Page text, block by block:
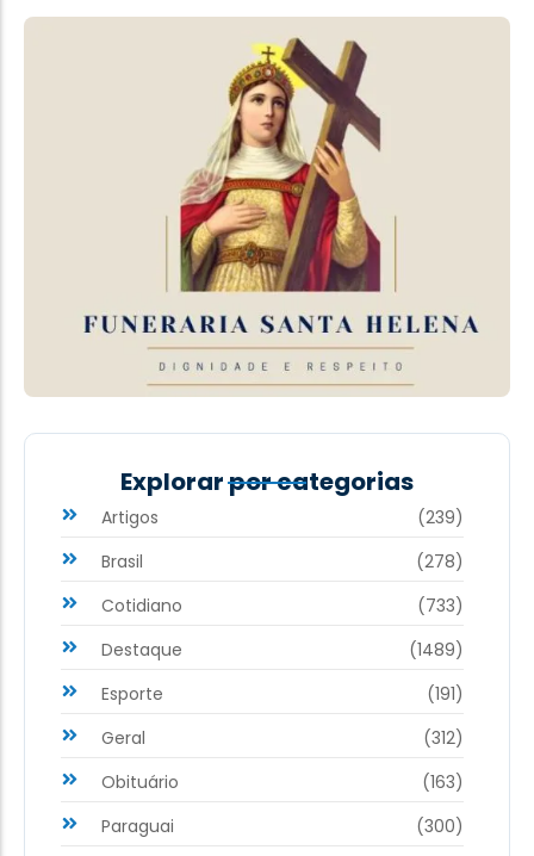
Explorar por categorias
Artigos
(239)
Brasil
(278)
Cotidiano
(733)
Destaque
(1489)
Esporte
(191)
Geral
(312)
Obituário
(163)
Paraguai
(300)